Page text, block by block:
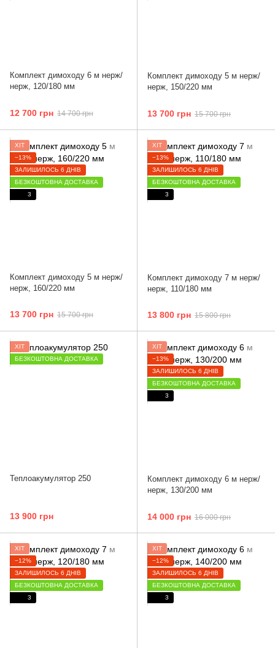
Комплект димоходу 6 м нерж/
нерж, 120/180 мм
12 700 грн 14 700 грн
Комплект димоходу 5 м нерж/
нерж, 150/220 мм
13 700 грн 15 700 грн
ХІТ
−13%
ЗАЛИШИЛОСЬ 6 ДНІВ
БЕЗКОШТОВНА ДОСТАВКА
3
Комплект димоходу 5 м нерж/
нерж, 160/220 мм
13 700 грн 15 700 грн
ХІТ
−13%
ЗАЛИШИЛОСЬ 6 ДНІВ
БЕЗКОШТОВНА ДОСТАВКА
3
Комплект димоходу 7 м нерж/
нерж, 110/180 мм
13 800 грн 15 800 грн
ХІТ
БЕЗКОШТОВНА ДОСТАВКА
Теплоакумулятор 250
13 900 грн
ХІТ
−13%
ЗАЛИШИЛОСЬ 6 ДНІВ
БЕЗКОШТОВНА ДОСТАВКА
3
Комплект димоходу 6 м нерж/
нерж, 130/200 мм
14 000 грн 16 000 грн
ХІТ
−12%
ЗАЛИШИЛОСЬ 6 ДНІВ
БЕЗКОШТОВНА ДОСТАВКА
3
ХІТ
−12%
ЗАЛИШИЛОСЬ 6 ДНІВ
БЕЗКОШТОВНА ДОСТАВКА
3